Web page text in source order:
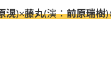
滉)×藤丸(演：前原瑞樹)